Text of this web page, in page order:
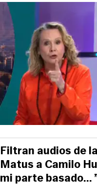
Filtran audios de
Matus a Camilo
mi parte basado...